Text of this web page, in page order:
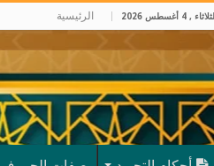
الثلاثاء , 4 أغسطس 2026 الرئيسية